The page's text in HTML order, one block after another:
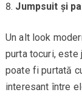
Jumpsuit și
Un alt look
purta tocuri,
poate fi purtată
interesant între